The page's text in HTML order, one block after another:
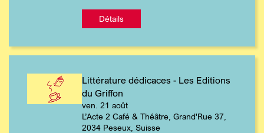
Détails
Littérature dédicaces - Les Editions
du Griffon
ven. 21 août
L’Acte 2 Café & Théâtre, Grand'Rue 37,
2034 Peseux, Suisse